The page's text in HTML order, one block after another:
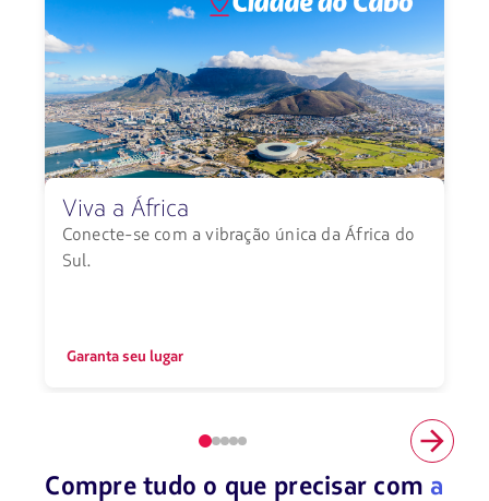
Viva a África
Conecte-se com a vibração única da África do
Sul.
Garanta seu lugar
Elemento
1
Compre tudo o que precisar com a